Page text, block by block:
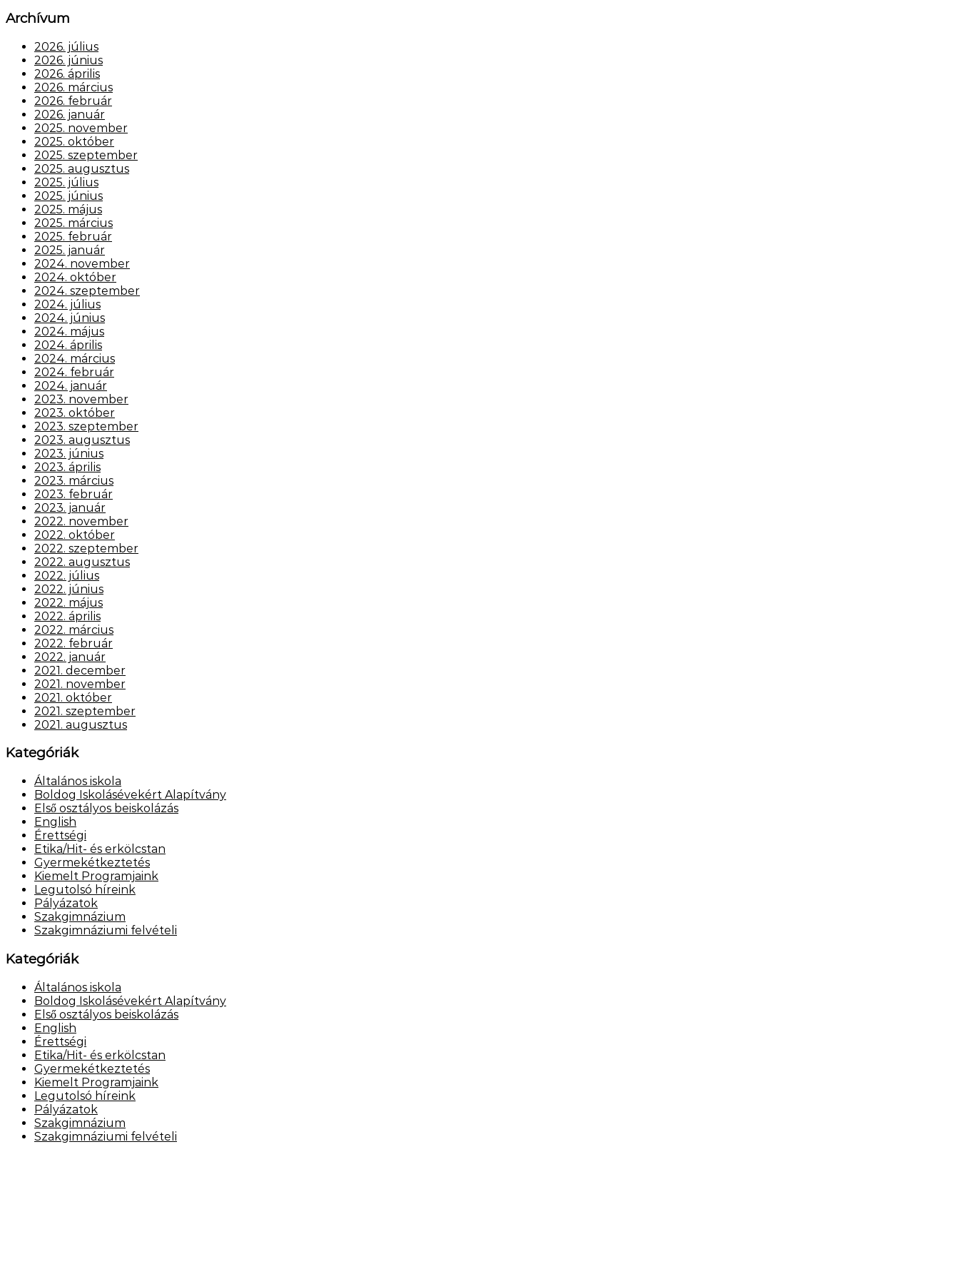
Archívum
2026. július
2026. június
2026. április
2026. március
2026. február
2026. január
2025. november
2025. október
2025. szeptember
2025. augusztus
2025. július
2025. június
2025. május
2025. március
2025. február
2025. január
2024. november
2024. október
2024. szeptember
2024. július
2024. június
2024. május
2024. április
2024. március
2024. február
2024. január
2023. november
2023. október
2023. szeptember
2023. augusztus
2023. június
2023. április
2023. március
2023. február
2023. január
2022. november
2022. október
2022. szeptember
2022. augusztus
2022. július
2022. június
2022. május
2022. április
2022. március
2022. február
2022. január
2021. december
2021. november
2021. október
2021. szeptember
2021. augusztus
Kategóriák
Általános iskola
Boldog Iskolásévekért Alapítvány
Első osztályos beiskolázás
English
Érettségi
Etika/Hit- és erkölcstan
Gyermekétkeztetés
Kiemelt Programjaink
Legutolsó híreink
Pályázatok
Szakgimnázium
Szakgimnáziumi felvételi
Kategóriák
Általános iskola
Boldog Iskolásévekért Alapítvány
Első osztályos beiskolázás
English
Érettségi
Etika/Hit- és erkölcstan
Gyermekétkeztetés
Kiemelt Programjaink
Legutolsó híreink
Pályázatok
Szakgimnázium
Szakgimnáziumi felvételi